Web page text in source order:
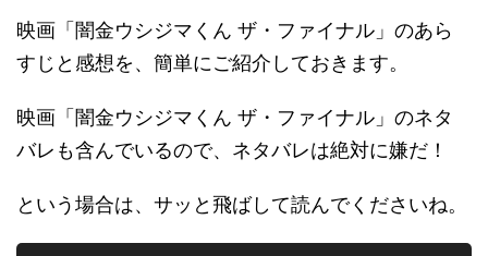
映画「闇金ウシジマくん ザ・ファイナル」のあら
すじと感想を、簡単にご紹介しておきます。
映画「闇金ウシジマくん ザ・ファイナル」のネタ
バレも含んでいるので、ネタバレは絶対に嫌だ！
という場合は、サッと飛ばして読んでくださいね。